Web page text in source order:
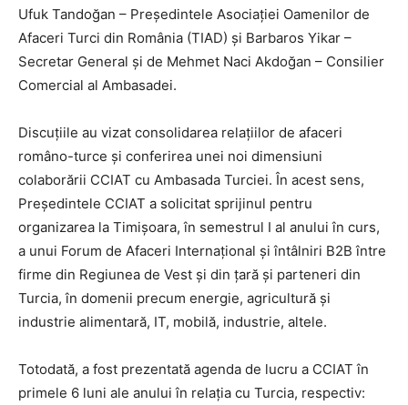
Ufuk Tandoğan – Președintele Asociației Oamenilor de
Afaceri Turci din România (TIAD) și Barbaros Yikar –
Secretar General și de Mehmet Naci Akdoğan – Consilier
Comercial al Ambasadei.
Discuțiile au vizat consolidarea relațiilor de afaceri
româno-turce și conferirea unei noi dimensiuni
colaborării CCIAT cu Ambasada Turciei. În acest sens,
Președintele CCIAT a solicitat sprijinul pentru
organizarea la Timișoara, în semestrul I al anului în curs,
a unui Forum de Afaceri Internațional și întâlniri B2B între
firme din Regiunea de Vest și din țară și parteneri din
Turcia, în domenii precum energie, agricultură și
industrie alimentară, IT, mobilă, industrie, altele.
Totodată, a fost prezentată agenda de lucru a CCIAT în
primele 6 luni ale anului în relația cu Turcia, respectiv: